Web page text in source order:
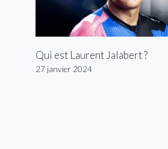
Qui est Laurent Jalabert ?
27 janvier 2024